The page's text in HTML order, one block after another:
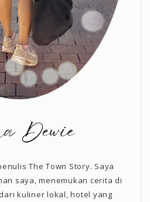
The Town Story. Saya
saya, menemukan cerita di
kuliner lokal, hotel yang